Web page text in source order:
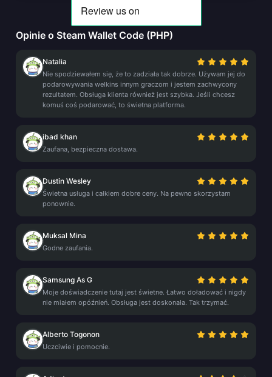
Opinie o Steam Wallet Code (PHP)
Natalia
Nie spodziewałem się, że to zadziała tak dobrze. Używam jej do
podarowywania welkins innym graczom i jestem zachwycony
rezultatem. Obsługa klienta również jest szybka. Jeśli chcesz
komuś coś podarować, to świetna platforma.
ibad khan
Zaufana, bezpieczna dostawa.
Dustin Wesley
Świetna usługa i całkiem dobre ceny. Na pewno skorzystam
ponownie.
Muksal Mina
Godne zaufania.
Samsung As G
Moje doświadczenie tutaj jest świetne. Łatwo doładować i nigdy
nie miałem opóźnień. Obsługa jest doskonała. Tak trzymać.
Alberto Togonon
Uczciwie i pomocnie.